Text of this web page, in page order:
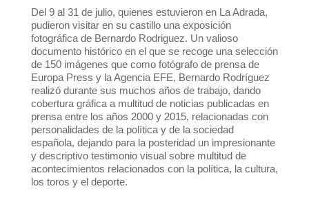
Del 9 al 31 de julio, quienes estuvieron en La Adrada,
pudieron visitar en su castillo una exposición
fotográfica de Bernardo Rodriguez. Un valioso
documento histórico en el que se recoge una selección
de 150 imágenes que como fotógrafo de prensa de
Europa Press y la Agencia EFE, Bernardo Rodríguez
realizó durante sus muchos años de trabajo, dando
cobertura gráfica a multitud de noticias publicadas en
prensa entre los años 2000 y 2015, relacionadas con
personalidades de la política y de la sociedad
española, dejando para la posteridad un impresionante
y descriptivo testimonio visual sobre multitud de
acontecimientos relacionados con la política, la cultura,
los toros y el deporte.